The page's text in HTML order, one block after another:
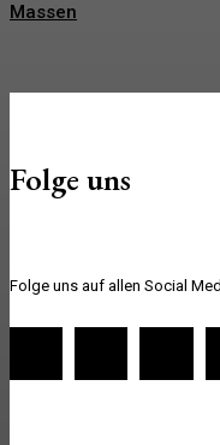
Massen
Folge uns
Folge uns auf allen Social